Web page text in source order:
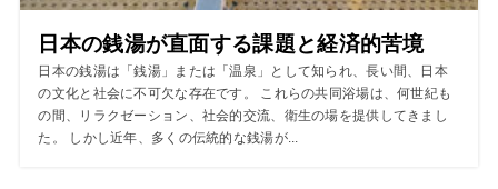
日本の銭湯が直面する課題と経済的苦境
日本の銭湯は「銭湯」または「温泉」として知られ、長い間、日本
の文化と社会に不可欠な存在です。 これらの共同浴場は、何世紀も
の間、リラクゼーション、社会的交流、衛生の場を提供してきまし
た。 しかし近年、多くの伝統的な銭湯が...